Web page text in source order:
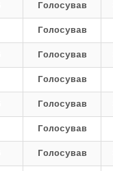
Голосував
Голосував
Голосував
Голосував
Голосував
Голосував
Голосував